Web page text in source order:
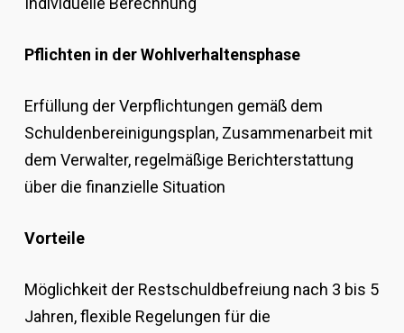
Pflichten in der Wohlverhaltensphase
Erfüllung der Verpflichtungen gemäß dem
Schuldenbereinigungsplan, Zusammenarbeit mit
dem Verwalter, regelmäßige Berichterstattung
über die finanzielle Situation
Vorteile
Möglichkeit der Restschuldbefreiung nach 3 bis 5
Jahren, flexible Regelungen für die